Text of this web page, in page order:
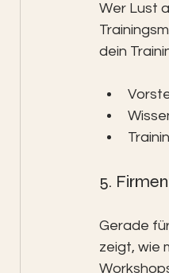
Wer Lust
dein
5.
Gerade
zeigt, wie